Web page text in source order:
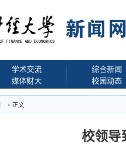
学术交流
媒体财大
综合新闻
校园动态
> 正文
校领导